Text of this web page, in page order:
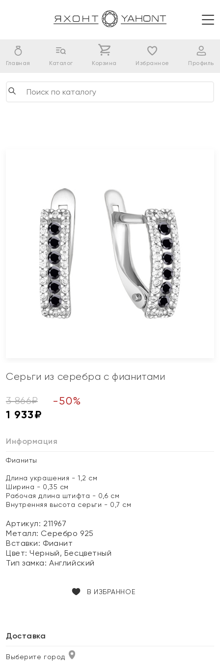
Главная Каталог Корзина Избранное Профиль
Серьги из серебра с фианитами
3 866₽ -50%
1 933₽
Информация
Фианиты
Длина украшения - 1,2 см
Ширина - 0,35 см
Рабочая длина штифта - 0,6 см
Внутренняя высота серьги - 0,7 см
Артикул: 211967
Металл: Серебро 925
Вставки: Фианит
Цвет:Черный, Бесцветный
Тип замка:Английский
В ИЗБРАННОЕ
Доставка
Выберите город